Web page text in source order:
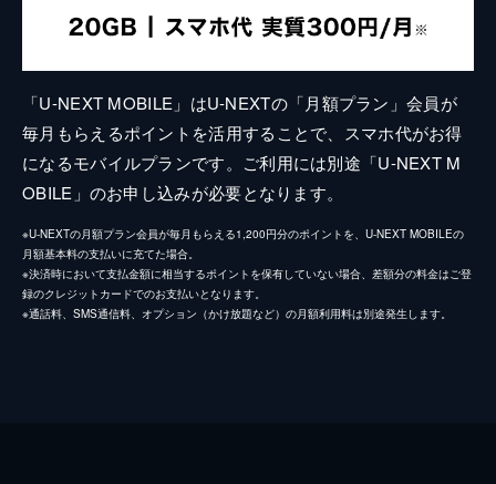
「U-NEXT MOBILE」はU-NEXTの「月額プラン」会員が
毎月もらえるポイントを活用することで、スマホ代がお得
になるモバイルプランです。ご利用には別途「U-NEXT M
OBILE」のお申し込みが必要となります。
※U-NEXTの月額プラン会員が毎月もらえる1,200円分のポイントを、U-NEXT MOBILEの
月額基本料の支払いに充てた場合。
※決済時において支払金額に相当するポイントを保有していない場合、差額分の料金はご登
録のクレジットカードでのお支払いとなります。
※通話料、SMS通信料、オプション（かけ放題など）の月額利用料は別途発生します。